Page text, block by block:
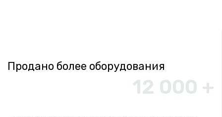
Продано более оборудования
12 000 +